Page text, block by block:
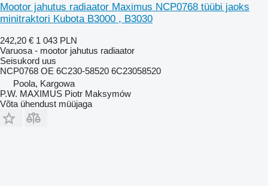
Mootor jahutus radiaator Maximus NCP0768 tüübi jaoks
minitraktori Kubota B3000 , B3030
242,20 € 1 043 PLN
Varuosa - mootor jahutus radiaator
Seisukord uus
NCP0768 OE 6C230-58520 6C23058520
Poola, Kargowa
P.W. MAXIMUS Piotr Maksymów
Võta ühendust müüjaga